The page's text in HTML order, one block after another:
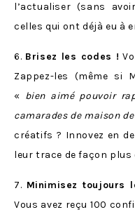
l’actualiser (sans
celles qui ont déjà eu à
6. Brisez les codes !
Zappez-les (même si
« bien aimé pouvoir
camarades de maison
créatifs ? Innovez en
leur trace de façon plus
7. Minimisez toujours
Vous avez reçu 100